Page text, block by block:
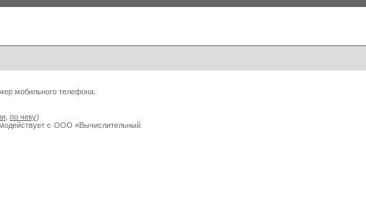
мобильного телефона.
по чеку)
с ООО «Вычислительный